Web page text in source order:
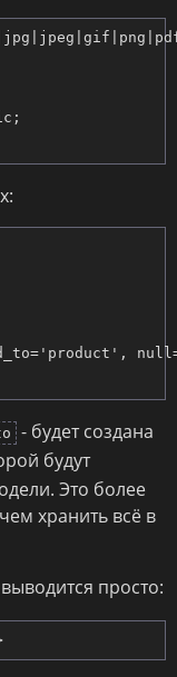
- будет создана
будут
Это более
хранить всё в
выводится просто: